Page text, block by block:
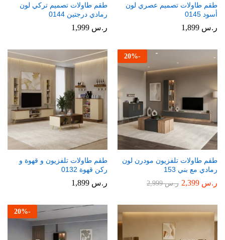
طقم طاولات تصميم عصري لون
أسود 0145
ر.س
طقم طاولات تصميم تركي لون
رمادي درجتين 0144
ر.س
-
20%
طقم طاولات تلفزيون مودرن لون
رمادي مع بني 153
ر.س ر.س2,999
طقم طاولات تلفزيون و قهوة و
ركن قهوة 0132
ر.س
-
20%